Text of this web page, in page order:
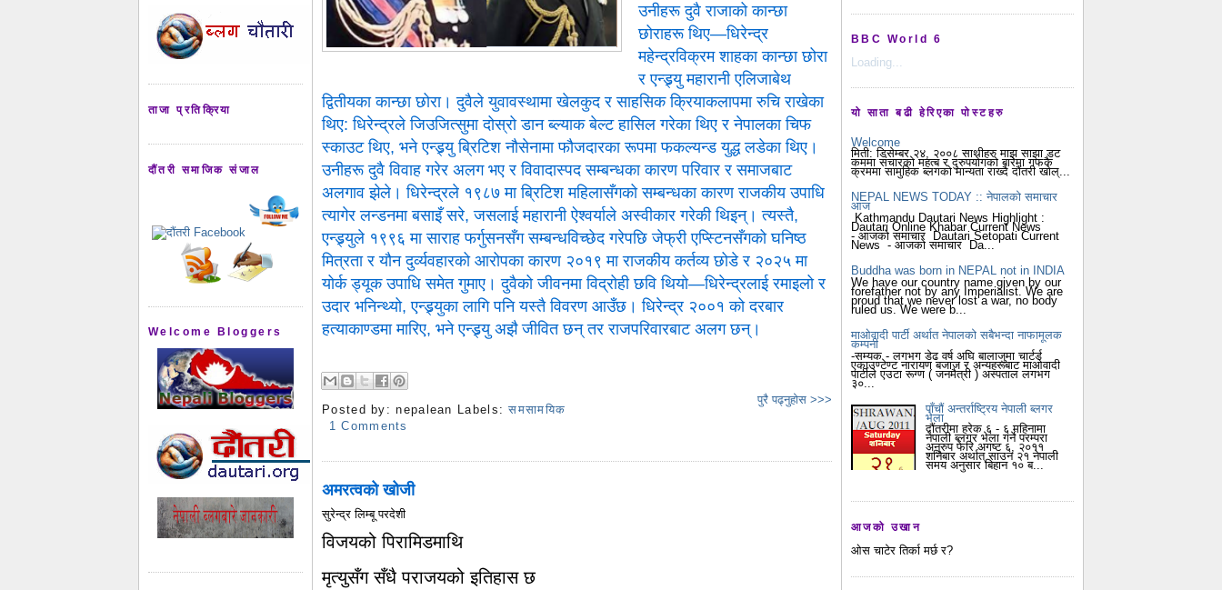
ताजा प्रतिक्रिया
दौंतरी समाजिक संजाल
Welcome Bloggers
उनीहरू दुवै राजाको कान्छा
छोराहरू थिए—धिरेन्द्र
महेन्द्रविक्रम शाहका कान्छा छोरा
र एन्ड्र्यु महारानी एलिजाबेथ
द्वितीयका कान्छा छोरा। दुवैले युवावस्थामा खेलकुद र साहसिक क्रियाकलापमा रुचि राखेका
थिए: धिरेन्द्रले जिउजित्सुमा दोस्रो डान ब्ल्याक बेल्ट हासिल गरेका थिए र नेपालका चिफ
स्काउट थिए, भने एन्ड्र्यु ब्रिटिश नौसेनामा फौजदारका रूपमा फकल्यन्ड युद्ध लडेका थिए।
उनीहरूदुवै विवाह गरेर अलग भए र विवादास्पद सम्बन्धका कारण परिवार र समाजबाट
अलगाव झेले । धिरेन्द्रले १९८७ मा ब्रिटिश महिलासँगको सम्बन्धका कारण राजकीय उपाधि
त्यागेर लन्डनमा बसाइँ सरे, जसलाई महारानी ऐश्वर्याले अस्वीकार गरेकी थिइन्। त्यस्तै,
एन्ड्र्युले १९९६ मा साराह फर्गुसनसँग सम्बन्धविच्छेद गरेपछि जेफ्री एप्स्टिनसँगको घनिष्ठ
मित्रता र यौन दुर्व्यवहारको आरोपका कारण २०१९ मा राजकीय कर्तव्य छोडे र २०२५ मा
योर्क ड्यूक उपाधि समेत गुमाए। दुवैको जीवनमा विद्रोही छवि थियो—धिरेन्द्रलाई रमाइलो र
उदार भनिन्थ्यो, एन्ड्र्युका लागि पनि यस्तै विवरण आउँछ। धिरेन्द्र २००१ को दरबार
हत्याकाण्डमा मारिए, भने एन्ड्र्यु अझै जीवित छन् तर राजपरिवारबाट अलग छन्।
पुरै पढ्नुहोस >>>
Posted by:nepalean Labels:समसामयिक
1 Comments
अमरत्वको खोजी
सुरेन्द्र लिम्बू परदेशी
विजयको पिरामिडमाथि
मृत्युसँग सँधै पराजयको इतिहास छ
BBC World 6
Loading...
यो साता बढी हेरिएका पोस्टहरु
Welcome
मिती: डिसेम्बर २४, २००८ साथीहरु माझ साझा डट
कममा संचारको महत्ब र दुरुपयोगको बारेमा गफकै
क्रममा सामुहिक ब्लगको मान्यता राख्दै दौंतरी खोल्...
NEPAL NEWS TODAY :: नेपालको समाचार
आज
Kathmandu Dautari News Highlight :
Dautari Online Khabar Current News
- आजको समाचार Dautari Setopati Current
News - आजको समाचार Da...
Buddha was born in NEPAL not in INDIA
We have our country name given by our
forefather not by any Imperialist. We are
proud that we never lost a war, no body
ruled us. We were b...
माओवादी पार्टी अर्थात नेपालको सबैभन्दा नाफामूलक
कम्पनी
-सम्यक - लगभग डेढ वर्ष अघि बालाजुमा चार्टर्ड
एकाउण्टेण्ट नारायण बजाज र अन्यहरूबाट माओवादी
पार्टीले एउटा रूग्ण ( जनमैत्री ) अस्पताल लगभग
३०...
पाँचौं अन्तर्राष्ट्रिय नेपाली ब्लगर
भेला
दौंतरीमा हरेक ६ - ६ महिनामा
नेपाली ब्लगर भेला गर्ने परम्परा
अनुरुप फेरि अगष्ट ६, २०११
शनिबार अर्थात् साउन २१ नेपाली
समय अनुसार बिहान १० ब...
आजको उखान
ओस चाटेर तिर्का मर्छ र?